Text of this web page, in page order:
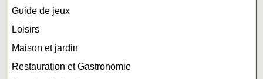
Guide de jeux
Loisirs
Maison et jardin
Restauration et Gastronomie